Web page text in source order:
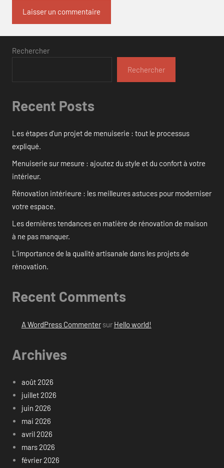
Rechercher
Rechercher
Recent Posts
Les étapes d’un projet de menuiserie : tout le processus
expliqué.
Menuiserie sur mesure : ajoutez du style et du confort à votre
intérieur.
Rénovation intérieure : les meilleures astuces pour moderniser
votre espace.
Les dernières tendances en matière de rénovation de maison
à ne pas manquer.
L’importance de la qualité artisanale dans les projets de
rénovation.
Recent Comments
A WordPress Commentersur Hello world!
Archives
août 2026
juillet 2026
juin 2026
mai 2026
avril 2026
mars 2026
février 2026